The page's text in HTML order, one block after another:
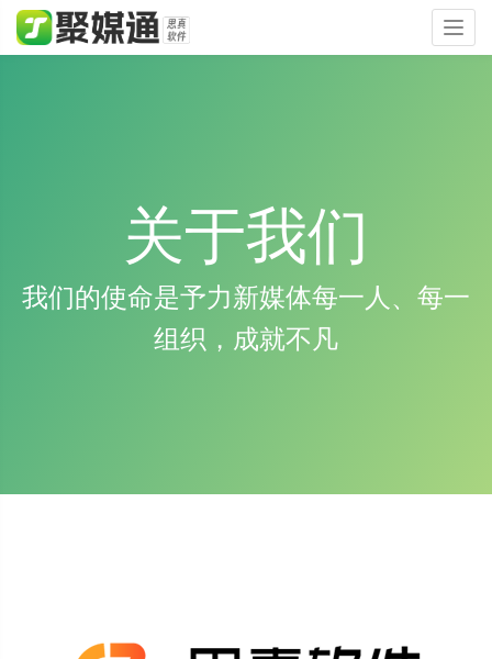
关于我们
我们的使命是予力新媒体每一人、每一
组织，成就不凡